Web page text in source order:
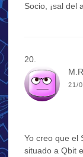
Socio, ¡sal del
21/
Yo creo que el
situado a Qbit